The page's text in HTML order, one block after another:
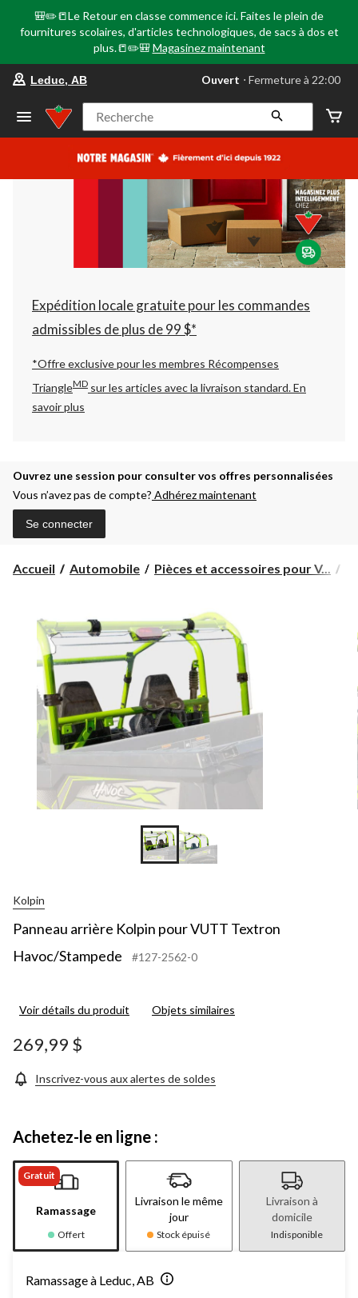
🎒✏️📒Le Retour en classe commence ici. Faites le plein de
fournitures scolaires, d'articles technologiques, de sacs à dos et
plus.📒✏️🎒 Magasinez maintenant
votre
préféré
Leduc,
AB,
courament
Fermeture
à
22:00
cliquer
pour
changer
Leduc, AB Ouvert ⋅ Fermeture à 22:00
Recherche
Expédition locale gratuite pour les commandes
admissibles de plus de 99 $*
*Offre exclusive pour les membres Récompenses
TriangleMD sur les articles avec la livraison standard.En
savoir plus
Ouvrez une session pour consulter vos offres personnalisées
Vous n’avez pas de compte? Adhérez maintenant
Se connecter
Accueil Automobile Pièces et accessoires pour V...
Kolpin
Panneau arrière Kolpin pour VUTT Textron
Havoc/Stampede
#127-2562-0
Voir détails du produit Objets similaires
269,99 $
Inscrivez-vous aux alertes de soldes
Achetez-le en ligne :
Gratuit
Ramassage
Offert
Livraison le même
jour
Stock épuisé
Livraison à
domicile
Indisponible
Ramassage à Leduc, AB